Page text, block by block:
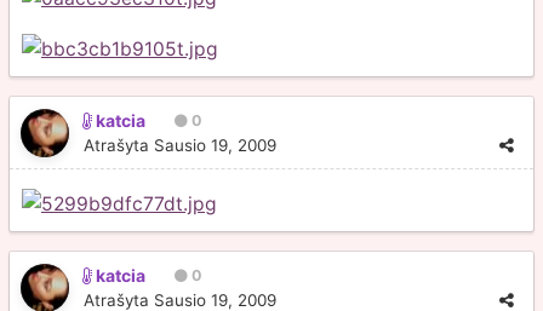
katcia 0
Atrašyta Sausio 19, 2009
katcia 0
Atrašyta Sausio 19, 2009